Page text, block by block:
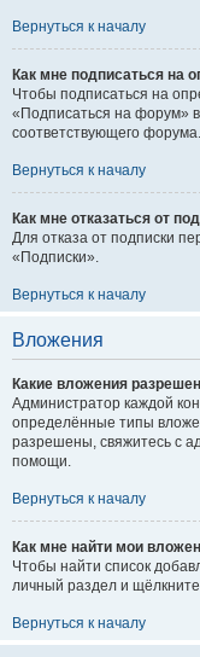
Вернуться к началу
Как мне подписаться на
Чтобы подписаться на
«Подписаться на форум»
соответствующего форума.
Вернуться к началу
Как мне отказаться от
Для отказа от подписки
«Подписки».
Вернуться к началу
Вложения
Какие вложения
Администратор каждой
определённые типы
разрешены, свяжитесь с
помощи.
Вернуться к началу
Как мне найти мои
Чтобы найти список
личный раздел и
Вернуться к началу